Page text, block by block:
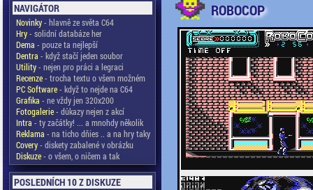
NAVIGÁTOR
Novinky- hlavně ze světa C64
Hry- solidní databáze her
Dema - pouze ta nejlepší
Dentra - když stačí jeden soubor
Utility- nejen pro práci a legraci
Recenze- trocha textu o všem možném
PC Software- když to nejde na C64
Grafika - ne vždy jen 320x200
Fotogalerie- důkazy nejen z akcí
Intra - ty začátky! ... a mnohdy několik
Reklama - na ticho dňies .. a na hry taky
Covery- diskety zabalené v obrázku
Diskuze- o všem, o ničem a tak
POSLEDNÍCH 10 Z DISKUZE
ROBOCOP